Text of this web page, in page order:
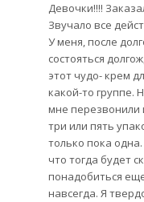
Девочки!!!!
Звучало все
У меня, после
состояться
этот чудо- крем
какой-то группе.
мне перезвонили
три или пять
только пока
что тогда будет
понадобиться
навсегда. Я